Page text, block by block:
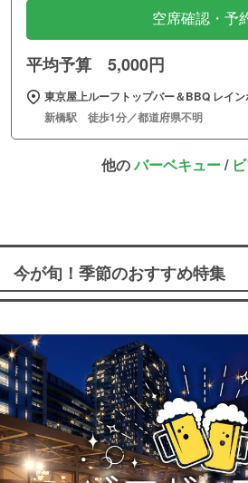
空席確認・予
平均予算 5,000円
東京屋上ルーフトップバー＆BBQ レイ
新橋駅 徒歩1分／都道府県不明
他のバーベキュー/
今が旬！季節のおすすめ特集